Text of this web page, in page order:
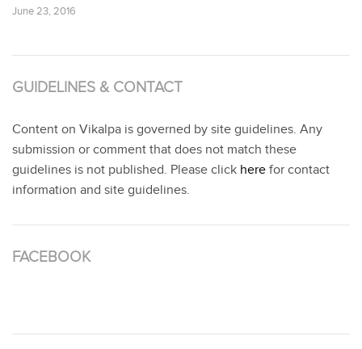
June 23, 2016
GUIDELINES & CONTACT
Content on Vikalpa is governed by site guidelines. Any
submission or comment that does not match these
guidelines is not published. Please click here for contact
information and site guidelines.
FACEBOOK